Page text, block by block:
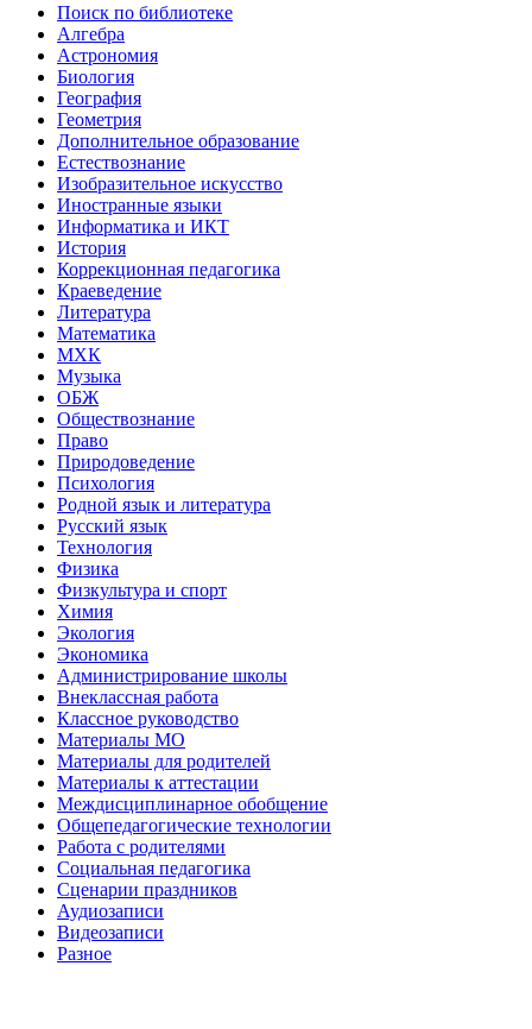
Поиск по библиотеке
Алгебра
Астрономия
Биология
География
Геометрия
Дополнительное образование
Естествознание
Изобразительное искусство
Иностранные языки
Информатика и ИКТ
История
Коррекционная педагогика
Краеведение
Литература
Математика
МХК
Музыка
ОБЖ
Обществознание
Право
Природоведение
Психология
Родной язык и литература
Русский язык
Технология
Физика
Физкультура и спорт
Химия
Экология
Экономика
Администрирование школы
Внеклассная работа
Классное руководство
Материалы МО
Материалы для родителей
Материалы к аттестации
Междисциплинарное обобщение
Общепедагогические технологии
Работа с родителями
Социальная педагогика
Сценарии праздников
Аудиозаписи
Видеозаписи
Разное